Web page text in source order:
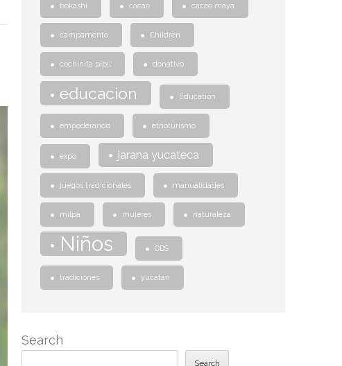
bokashi cacao cacao maya
campamento Children
cochinita pibil donativo
educacion Education
empoderando etnoturismo
expo jarana yucateca
juegos tradicionales manualidades
milpa mujeres naturaleza
Niños ODS
tradiciones yucatan
Search
Search